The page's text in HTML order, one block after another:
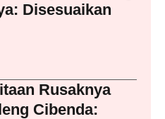
Disesuaikan
Rusaknya
Cibenda: